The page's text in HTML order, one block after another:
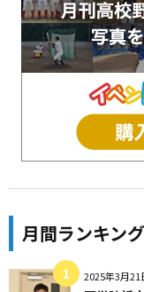
月間ランキング
2025年3月21